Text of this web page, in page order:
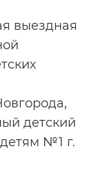
выездная
детский
№1 г.